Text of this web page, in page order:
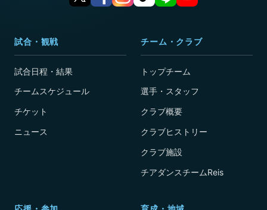
試合・観戦
試合日程・結果
チームスケジュール
チケット
ニュース
チーム・クラブ
トップチーム
選手・スタッフ
クラブ概要
クラブヒストリー
クラブ施設
チアダンスチームReis